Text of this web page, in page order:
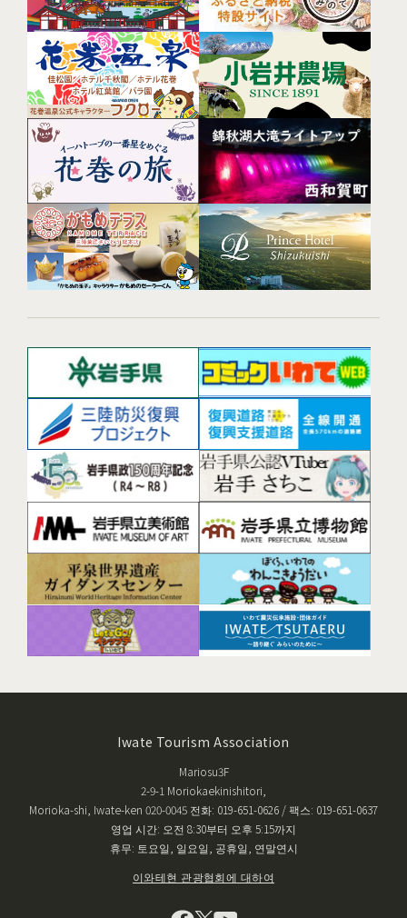
Iwate Tourism Association
Mariosu3F
2-9-1 Moriokaekinishitori,
Morioka-shi, Iwate-ken 020-0045 전화: 019-651-0626 / 팩스: 019-651-0637
영업 시간: 오전 8:30부터 오후 5:15까지
휴무: 토요일, 일요일, 공휴일, 연말연시
이와테현 관광협회에 대하여